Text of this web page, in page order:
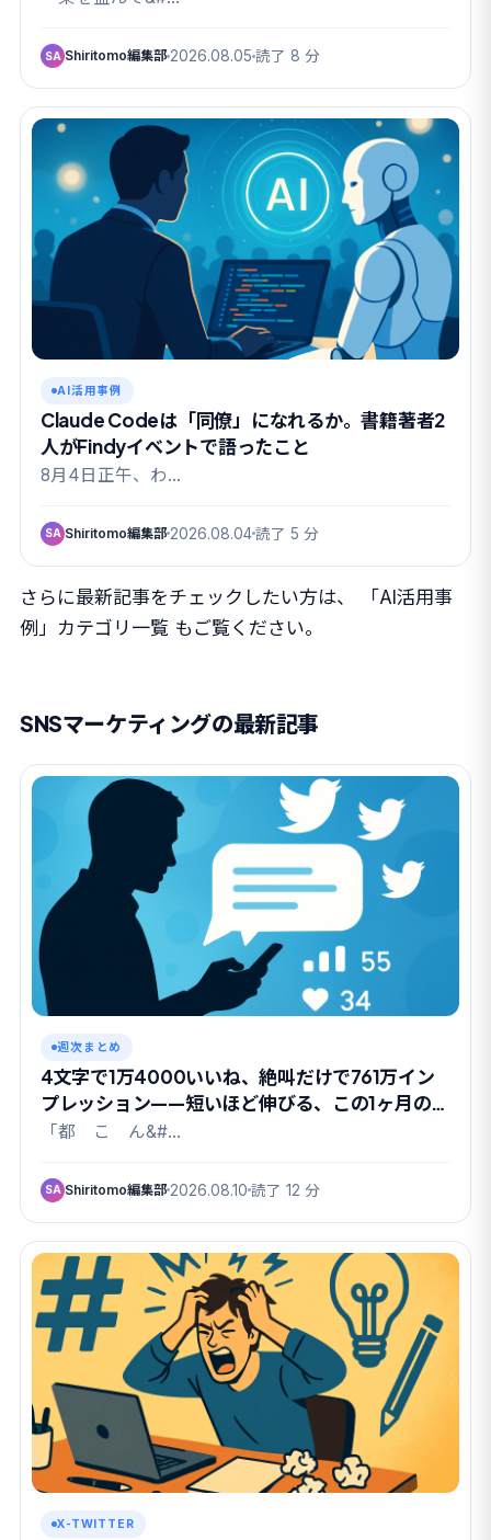
SA Shiritomo編集部 2026.08.05 読了 8 分
AI活用事例
Claude Codeは「同僚」になれるか。書籍著者2
人がFindyイベントで語ったこと
8月4日正午、わ…
SA Shiritomo編集部 2026.08.04読了 5 分
さらに最新記事をチェックしたい方は、
「AI活用事
例」カテゴリ一覧 もご覧ください。
SNSマーケティングの最新記事
週次まとめ
4文字で1万4000いいね、絶叫だけで761万イン
プレッション——短いほど伸びる、この1ヶ月のX
の法則【編集部まとめ】
「都 こ ん&#…
SA Shiritomo編集部 2026.08.10 読了 12 分
X-TWITTER